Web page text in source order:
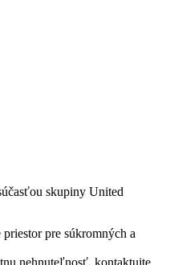
skupiny United
pre súkromných a
nehnuteľnosť, kontaktujte